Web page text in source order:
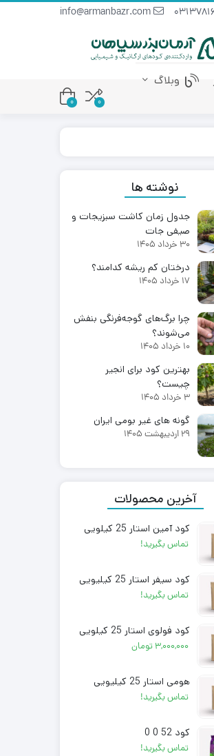
وبلاگ
0
0
نوشته ها
جدول زمان کاشت سبزیجات و
صیفی جات
30 خرداد 1405
درختان کم ریشه کدامند؟
17 خرداد 1405
چرا برگ‌های گوجه‌فرنگی بنفش
می‌شوند؟
10 خرداد 1405
بهترین کود برای انجیر
چیست؟
3 خرداد 1405
گونه های غیر بومی ایران
29 اردیبهشت 1405
آخرین محصولات
کود آمین استار 25 کیلویی
تماس بگیرید!
کود سیفر استار 25 کیلیویی
تماس بگیرید!
کود فولوی استار 25 کیلویی
۳,۰۰۰,۰۰۰ تومان
هومی استار 25 کیلیویی
تماس بگیرید!
کود 52 0 0
تماس بگیرید!